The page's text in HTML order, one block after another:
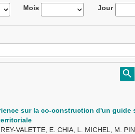
Mois Jour
sur la co-construction d'un guide
VALETTE, E. CHIA, L. MICHEL, M.